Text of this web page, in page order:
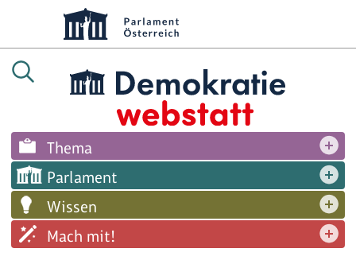
Thema
Parlament
Wissen
Mach mit!